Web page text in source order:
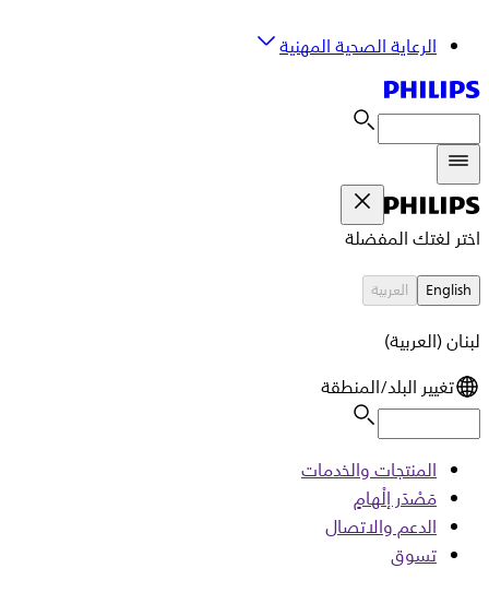
الرعاية الصحية المهنية
اختر لغتك المفضلة
English العربية
لبنان (العربية)
تغيير البلد/المنطقة
المنتجات والخدمات
مَصْدَر إلْهامٍ
الدعم والاتصال
تسوق